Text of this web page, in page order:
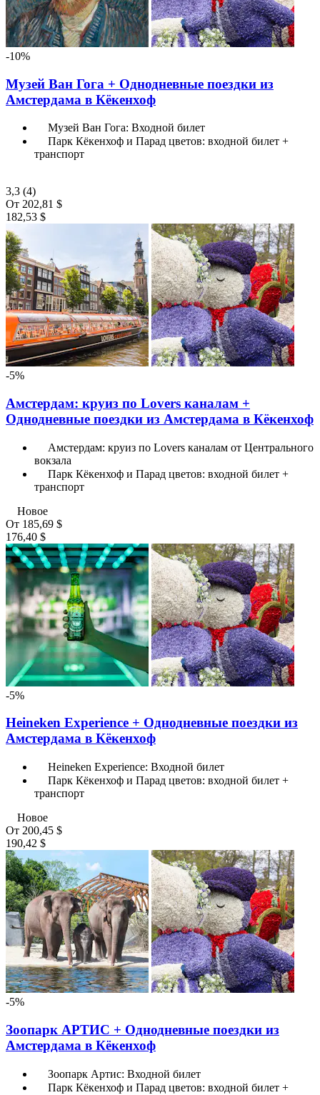
-10%
Музей Ван Гога + Однодневные поездки из
Амстердама в Кёкенхоф
Музей Ван Гога: Входной билет
Парк Кёкенхоф и Парад цветов: входной билет +
транспорт
3,3 (4)
От 202,81 $
182,53 $
-5%
Амстердам: круиз по Lovers каналам +
Однодневные поездки из Амстердама в Кёкенхоф
Амстердам: круиз по Lovers каналам от Центрального
вокзала
Парк Кёкенхоф и Парад цветов: входной билет +
транспорт
Новое
От 185,69 $
176,40 $
-5%
Heineken Experience + Однодневные поездки из
Амстердама в Кёкенхоф
Heineken Experience: Входной билет
Парк Кёкенхоф и Парад цветов: входной билет +
транспорт
Новое
От 200,45 $
190,42 $
-5%
Зоопарк АРТИС + Однодневные поездки из
Амстердама в Кёкенхоф
Зоопарк Артис: Входной билет
Парк Кёкенхоф и Парад цветов: входной билет +